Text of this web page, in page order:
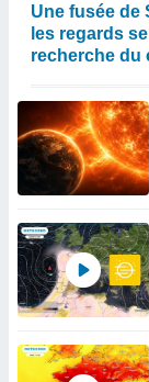
Une fusée de
les regards
recherche du